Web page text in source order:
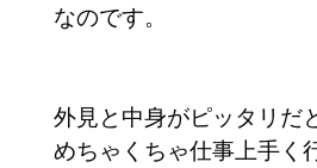
なのです。
外見と中身がピッタリだ
めちゃくちゃ仕事上手く